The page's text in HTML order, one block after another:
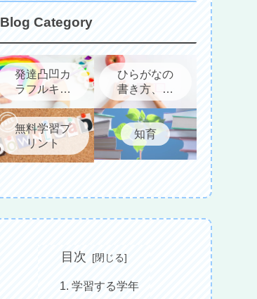
Blog Category
発達凸凹カ
ラフルキッ
ズについて
ひらがなの
書き方、教
え方
無料学習プ
リント
知育
目次
学習する学年